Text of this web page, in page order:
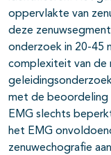
oppervlakte van
deze
onderzoek in 20-45
complexiteit van de
met de beoordeling
EMG slechts
het EMG
zenuwechografie